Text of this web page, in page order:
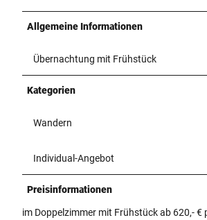
Allgemeine Informationen
Übernachtung mit Frühstück
Kategorien
Wandern
Individual-Angebot
Preisinformationen
im Doppelzimmer mit Frühstück ab 620,- €